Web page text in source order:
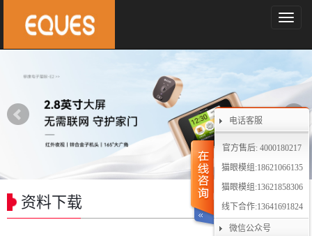
电话客服
官方售后: 4000180217
猫眼模组:18621066135
猫眼模组:13621858306
线下合作:13641691824
微信公众号
导
菜
资料下载